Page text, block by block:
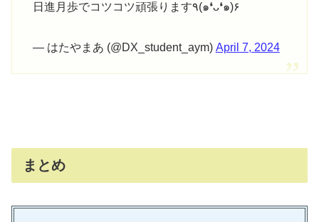
日進月歩でコツコツ頑張ります٩(๑❛ᴗ❛๑)۶
— はたやまあ (@DX_student_aym) April 7, 2024
まとめ